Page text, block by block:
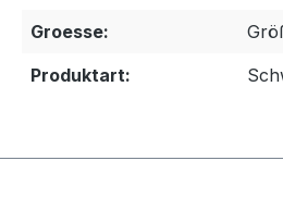
Groesse:
Produktart: